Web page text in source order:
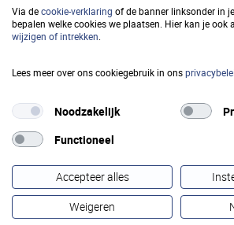
Toegankelijkheid
Cookieverklaring
Volg ons op
Via decookie-verklaring of de banner linksonder in
bepalen welke cookies we plaatsen. Hier kan je ook
wijzigen of intrekken
Lees meer over ons cookiegebruik in ons
Noodzakelijk
Functioneel
Accepteer alles
Weigeren